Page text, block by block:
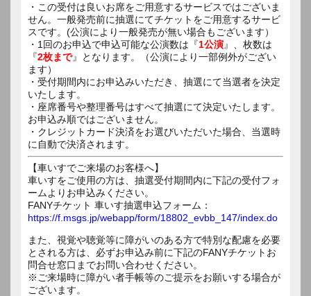
・この受付は良いお席をご用意するサービスではございま
せん。一般発売前に抽選にてチケットをご用意するサービ
スです。(公演により一般発売が無い場合もございます）
・1回のお申込で申込可能な公演数は『1公演』、枚数は
『2枚まで』となります。（公演により一部例外がござい
ます）
・受付期間内にお申込みいただき、抽選にて当選者を決定
いたします。
・座席番号や整理番号はすべて抽選にて決定いたします。
お申込み順ではございません。
・クレジットカード決済をお選びいただいた場合、当選時
に自動で決済されます。
【車いすでご来場のお客様へ】
車いすをご使用の方は、抽選受付期間内に下記の受付フォ
ームよりお申込みください。
FANYチケット 車いす抽選申込フォーム：
https://f.msgs.jp/webapp/form/18802_evbb_147/index.do
また、視覚や聴覚等に障がいのある方で特別な配慮を必要
とされる方は、必ずお申込み前に下記のFANYチケットお
問合せ窓口までお問い合わせください。
※ご来場時に障がい者手帳等のご提示をお願いする場合が
ございます。